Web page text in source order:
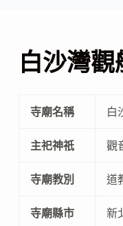
白沙灣
寺廟名稱 白
主祀神祇 觀
寺廟教別 道
寺廟縣市 新